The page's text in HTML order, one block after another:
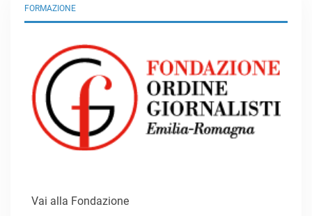
FORMAZIONE
Vai alla Fondazione